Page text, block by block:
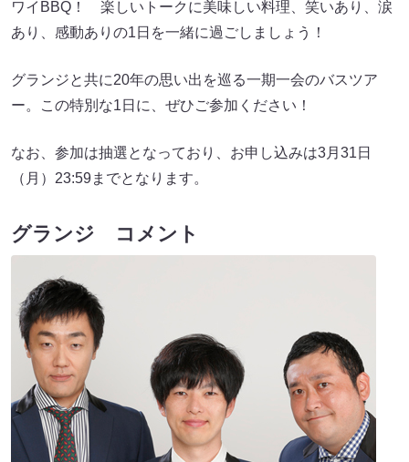
ワイBBQ！ 楽しいトークに美味しい料理、笑いあり、涙
あり、感動ありの1日を一緒に過ごしましょう！
グランジと共に20年の思い出を巡る一期一会のバスツア
ー。この特別な1日に、ぜひご参加ください！
なお、参加は抽選となっており、お申し込みは3月31日
（月）23:59までとなります。
グランジ コメント